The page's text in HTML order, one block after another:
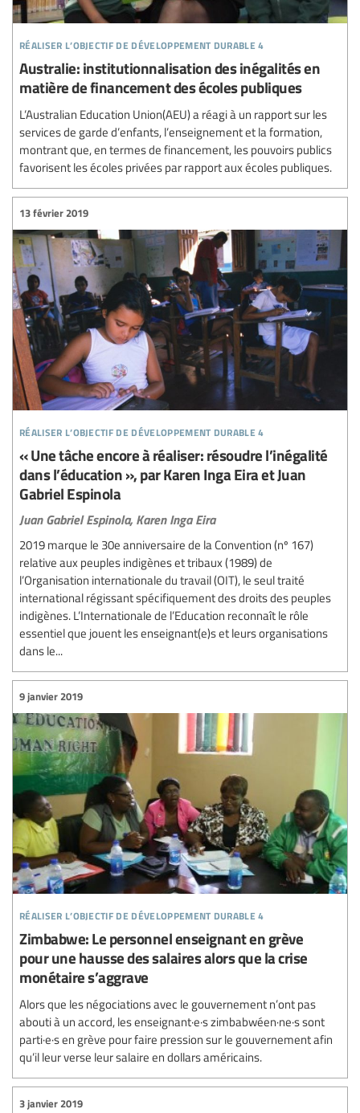
réaliser l’objectif de développement durable 4
Australie: institutionnalisation des inégalités en
matière de financement des écoles publiques
L’Australian Education Union(AEU) a réagi à un rapport sur les
services de garde d’enfants, l’enseignement et la formation,
montrant que, en termes de financement, les pouvoirs publics
favorisent les écoles privées par rapport aux écoles publiques.
réaliser l’objectif de développement durable 4
13 février 2019
« Une tâche encore à réaliser: résoudre l’inégalité
dans l’éducation », par Karen Inga Eira et Juan
Gabriel Espinola
Juan Gabriel Espinola, Karen Inga Eira
2019 marque le 30e anniversaire de la Convention (nº 167)
relative aux peuples indigènes et tribaux (1989) de
l’Organisation internationale du travail (OIT), le seul traité
international régissant spécifiquement des droits des peuples
indigènes. L’Internationale de l’Education reconnaît le rôle
essentiel que jouent les enseignant(e)s et leurs organisations
dans le...
réaliser l’objectif de développement durable 4
9 janvier 2019
Zimbabwe: Le personnel enseignant en grève
pour une hausse des salaires alors que la crise
monétaire s’aggrave
Alors que les négociations avec le gouvernement n’ont pas
abouti à un accord, les enseignant·e·s zimbabwéen·ne·s sont
parti·e·s en grève pour faire pression sur le gouvernement afin
qu’il leur verse leur salaire en dollars américains.
3 janvier 2019